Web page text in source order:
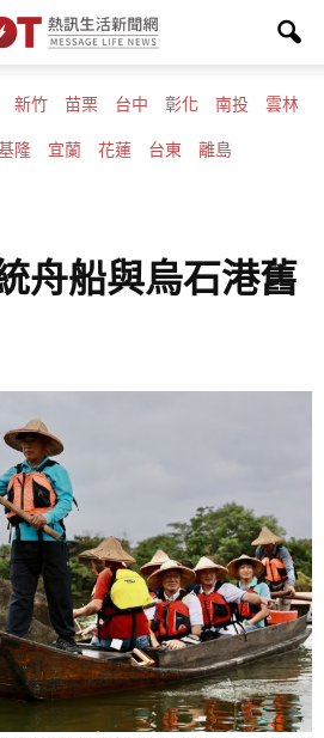
新竹 苗栗 台中 彰化 南投 雲林
隆 宜蘭 花蓮 台東 離島
舟船與烏石港舊